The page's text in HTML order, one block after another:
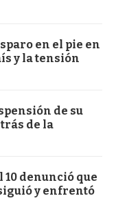
en el pie en
y la tensión
de su
de la
10 denunció que
y enfrentó